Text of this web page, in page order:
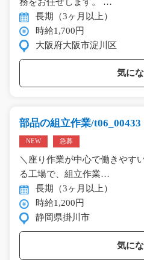
長期（3ヶ月以上）
時給1,700円
大阪府大阪市淀川区
気に
部品の組立作業/t06_00433
NEW 急募
＼座り作業が中心で働きやす
る工場で、組立作業…
長期（3ヶ月以上）
時給1,200円
静岡県掛川市
気に